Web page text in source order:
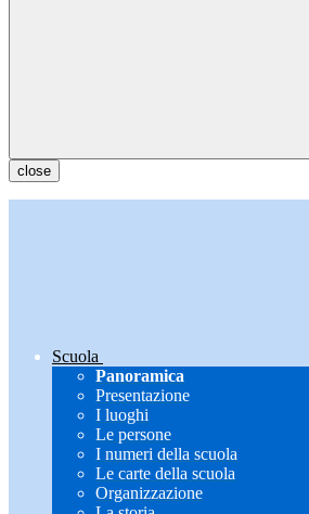
close
Scuola
Panoramica
Presentazione
I luoghi
Le persone
I numeri della scuola
Le carte della scuola
Organizzazione